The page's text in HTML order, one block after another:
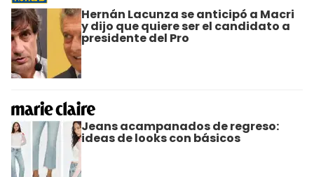
Hernán Lacunza se anticipó a Macri
y dijo que quiere ser el candidato a
presidente del Pro
Jeans acampanados de regreso:
ideas de looks con básicos